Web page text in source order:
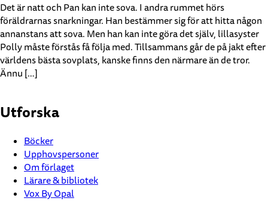
Det är natt och Pan kan inte sova. I andra rummet hörs
föräldrarnas snarkningar. Han bestämmer sig för att hitta någon
annanstans att sova. Men han kan inte göra det själv, lillasyster
Polly måste förstås få följa med. Tillsammans går de på jakt efter
världens bästa sovplats, kanske finns den närmare än de tror.
Ännu […]
Utforska
Böcker
Upphovspersoner
Om förlaget
Lärare & bibliotek
Vox By Opal